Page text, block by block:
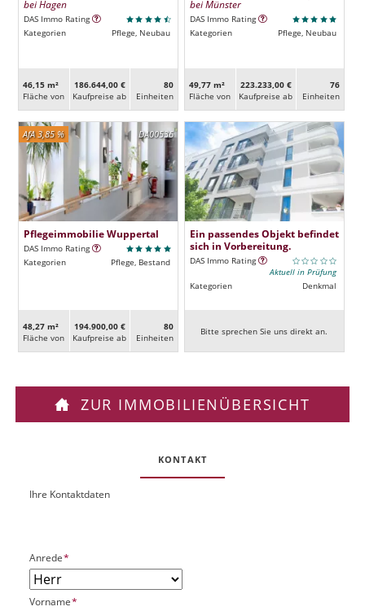
bei Hagen
DAS Immo Rating
Kategorien
Pflege, Neubau
46,15 m²
Fläche von
186.644,00 €
Kaufpreise ab
80
Ein­heiten
bei Münster
DAS Immo Rating
Kategorien
Pflege, Neubau
49,77 m²
Fläche von
223.233,00 €
Kaufpreise ab
76
Ein­heiten
DA00536
AfA 3,85 %
Pflegeimmobilie Wuppertal
DAS Immo Rating
Kategorien
Pflege, Bestand
48,27 m²
Fläche von
194.900,00 €
Kaufpreise ab
80
Ein­heiten
Ein passendes Objekt befindet
sich in Vorbereitung.
DAS Immo Rating
Aktuell in Prüfung
Kategorien
Denkmal
Bitte sprechen Sie uns direkt an.
ZUR IMMOBILIENÜBERSICHT
KONTAKT
O
k
P
UIhre Kontaktdaten
P
f
l
i
Anrede*
P
Vorname*